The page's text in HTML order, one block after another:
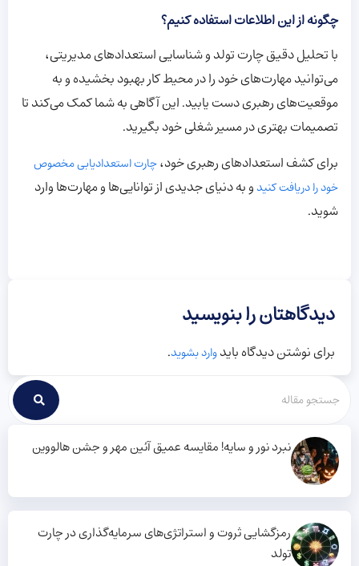
چگونه از این اطلاعات استفاده کنیم؟
با تحلیل دقیق چارت تولد و شناسایی استعدادهای مدیریتی،
می‌توانید مهارت‌های خود را در محیط کار بهبود بخشیده و به
موقعیت‌های رهبری دست یابید. این آگاهی به شما کمک می‌کند تا
تصمیمات بهتری در مسیر شغلی خود بگیرید.
برای کشف استعدادهای رهبری خود،چارت استعدادیابی مخصوص
خود را دریافت کنیدو به دنیای جدیدی از توانایی‌ها و مهارت‌ها وارد
شوید.
دیدگاهتان را بنویسید
برای نوشتن دیدگاه بایدوارد بشوید.
نبرد نور و سایه! مقایسه عمیق آئین مهر و جشن هالووین
رمزگشایی ثروت و استراتژی‌های سرمایه‌گذاری در چارت
تولد